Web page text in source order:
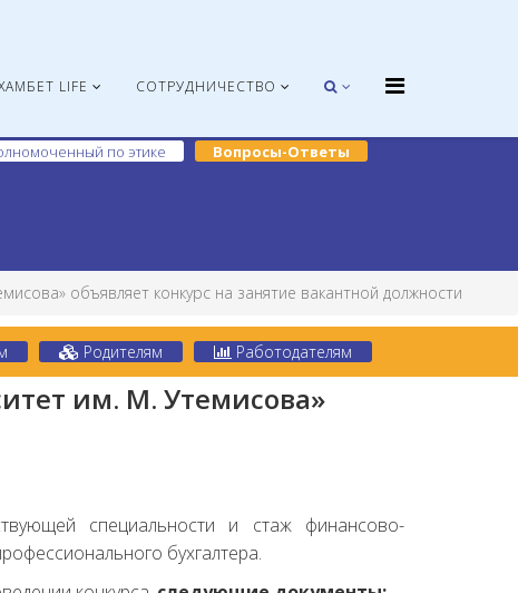
LIFE СОТРУДНИЧЕСТВО
по этике Вопросы-Ответы
объявляет конкурс на занятие вакантной должности
Родителям Работодателям
им. М. Утемисова»
специальности и стаж финансово-
бухгалтера.